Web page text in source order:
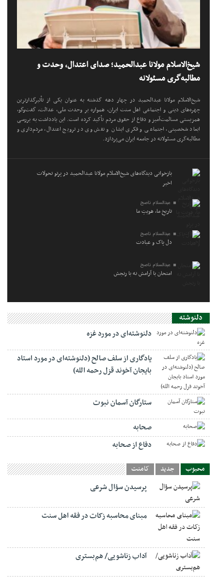
شیخ‌الاسلام مولانا عبدالحمید؛ صدای اعتدال، وحدت و
مطالبه‌گری مسئولانه
شیخ‌الاسلام مولانا عبدالحمید در چهار دهه گذشته به عنوان یکی از تأثیرگذارترین
چهره‌های دینی و اجتماعی اهل سنت ایران، همواره بر وحدت ملی، عدالت، گفت‌وگو،
همزیستی مسالمت‌آمیز و دفاع از حقوق مردم تأکید کرده است. این یادداشت به بررسی
ابعاد شخصیتی، اجتماعی و فکری ایشان و نقش وی در ترویج اعتدال، مردم‌داری و
مطالبه‌گری مسئولانه در جامعه ایران می‌پردازد.
بازخوانی دیدگاه‌های شیخ‌الاسلام مولانا عبدالحمید در پرتو تحولات
اخیر
عبدالسلام ناصح
تاریخِ ما، هویتِ ما
عبدالسلام ناصح
دل پاک و عبادت
عبدالسلام ناصح
امتحان با آرامش نه با رنجش
دلنوشته
دلنوشته‌ای در مورد غزه
یادگاری از سلف صالح (دلنوشته‌ای در مورد استاد
بایجان آخوند قزل رحمه الله)
ستارگان آسمان نبوت
صحابه
دفاع از صحابه
محبوب جدید کامنت
پرسیدن سؤال شرعی
مبنای محاسبه زکات در فقه اهل سنت
آداب زناشویی/ هم‌بستری